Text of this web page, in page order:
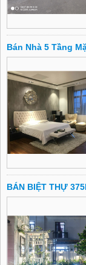
Bán Nhà 5 Tầng
BÁN BIỆT THỰ